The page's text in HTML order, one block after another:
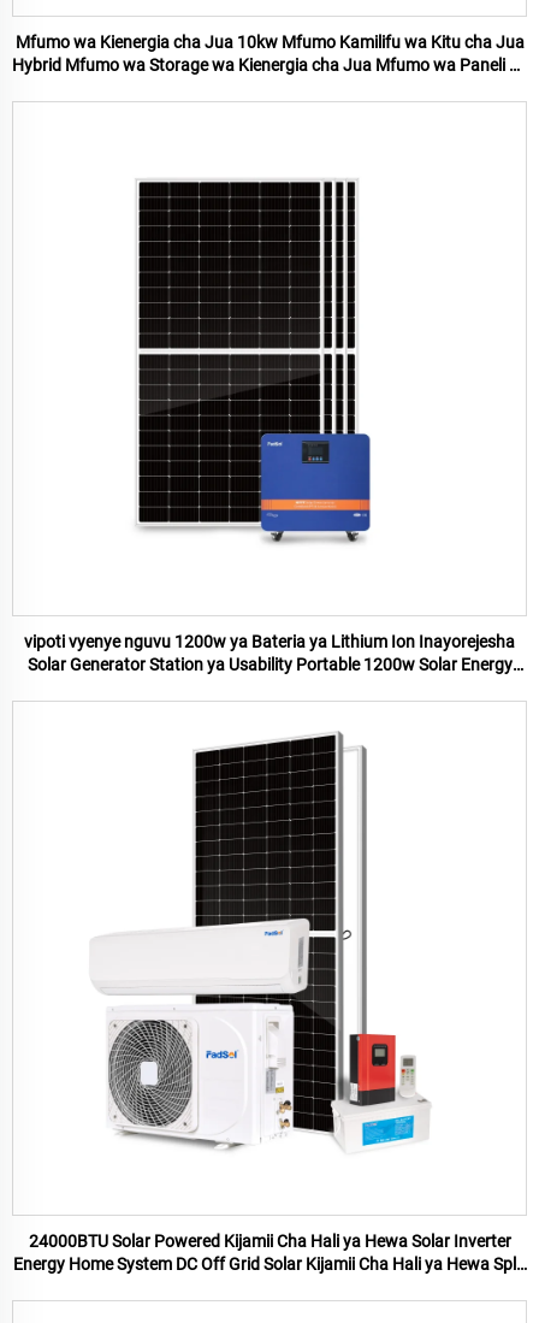
Mfumo wa Kienergia cha Jua 10kw Mfumo Kamilifu wa Kitu cha Jua
Hybrid Mfumo wa Storage wa Kienergia cha Jua Mfumo wa Paneli za
vipoti vyenye nguvu 1200w ya Bateria ya Lithium Ion Inayorejesha
Solar Generator Station ya Usability Portable 1200w Solar Energy
24000BTU Solar Powered Kijamii Cha Hali ya Hewa Solar Inverter
Energy Home System DC Off Grid Solar Kijamii Cha Hali ya Hewa Split